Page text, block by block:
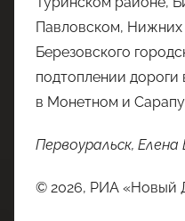
Павловском,
Березовского
подтоплении дороги
в Монетном и
Первоуральск,
© 2026, РИА «Новый